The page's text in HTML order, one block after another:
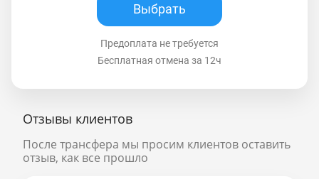
Выбрать
Предоплата не требуется
Бесплатная отмена за 12ч
Отзывы клиентов
После трансфера мы просим клиентов оставить
отзыв, как все прошло